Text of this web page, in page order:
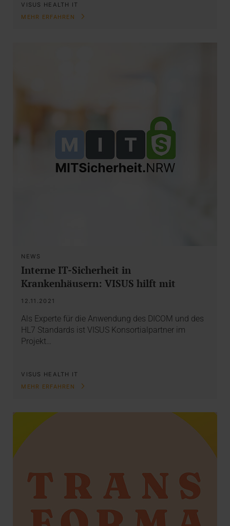
VISUS HEALTH IT
MEHR ERFAHREN
NEWS
Interne IT-Sicherheit in
Krankenhäusern: VISUS hilft mit
12.11.2021
Als Experte für die Anwendung des DICOM und des
HL7 Standards ist VISUS Konsortialpartner im
Projekt…
VISUS HEALTH IT
MEHR ERFAHREN